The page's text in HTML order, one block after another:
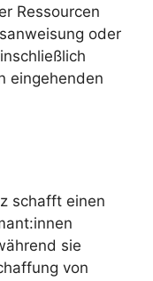
Ressourcen
oder
eingehenden
schafft einen
sie
von